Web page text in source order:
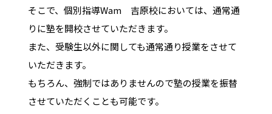
そこで、個別指導Wam 吉原校においては、通常通
りに塾を開校させていただきます。
また、受験生以外に関しても通常通り授業をさせて
いただきます。
もちろん、強制ではありませんので塾の授業を振替
させていただくことも可能です。